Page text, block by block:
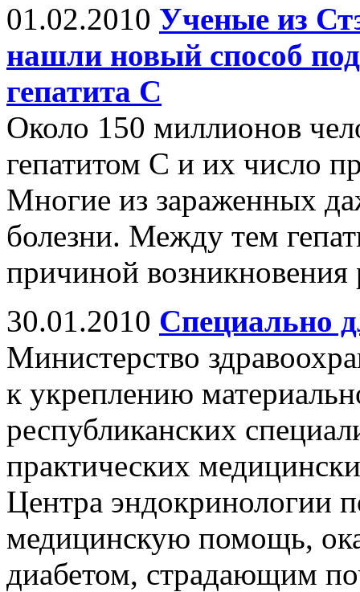
01.02.2010 Ученые из
нашли новый способ
гепатита С
Около 150 миллионов
гепатитом С и их число
Многие из зараженных
болезни. Между тем
причиной возникновения
30.01.2010 Специально
Министерство
к укреплению
республиканских
практических
Центра эндокринологии
медицинскую помощь,
диабетом, страдающим